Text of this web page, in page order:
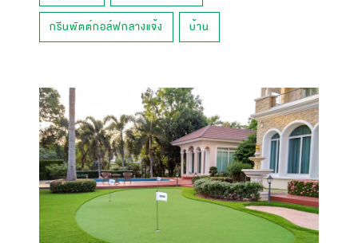
กรีนพัตต์กอล์ฟกลางแจ้ง บ้าน